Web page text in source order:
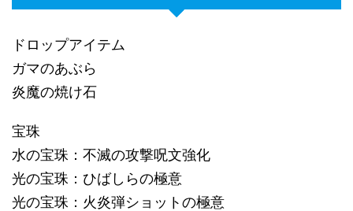
ドロップアイテム
ガマのあぶら
炎魔の焼け石
宝珠
水の宝珠：不滅の攻撃呪文強化
光の宝珠：ひばしらの極意
光の宝珠：火炎弾ショットの極意